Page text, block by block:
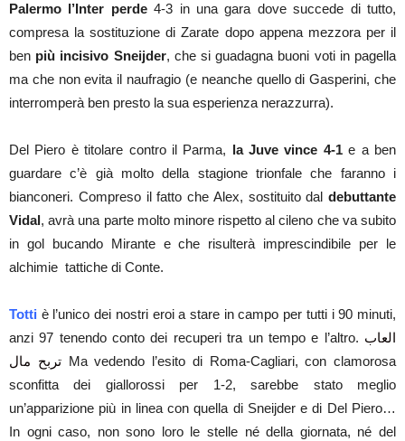
Palermo l’Inter perde4-3 in una gara dove succede di tutto,
compresa la sostituzione di Zarate dopo appena mezzora per il
ben più incisivo Sneijder, che si guadagna buoni voti in pagella
ma che non evita il naufragio (e neanche quello di Gasperini, che
interromperà ben presto la sua esperienza nerazzurra).
Del Piero è titolare contro il Parma, la Juve vince 4-1e a ben
guardare c’è già molto della stagione trionfale che faranno i
bianconeri. Compreso il fatto che Alex, sostituito dal debuttante
Vidal, avrà una parte molto minore rispetto al cileno che va subito
in gol bucando Mirante e che risulterà imprescindibile per le
alchimie tattiche di Conte.
Totti è l’unico dei nostri eroi a stare in campo per tutti i 90 minuti,
anzi 97 tenendo conto dei recuperi tra un tempo e l’altro. العاب
تربح مالMa vedendo l’esito di Roma-Cagliari, con clamorosa
sconfitta dei giallorossi per 1-2, sarebbe stato meglio
un’apparizione più in linea con quella di Sneijder e di Del Piero…
In ogni caso, non sono loro le stelle né della giornata, né del